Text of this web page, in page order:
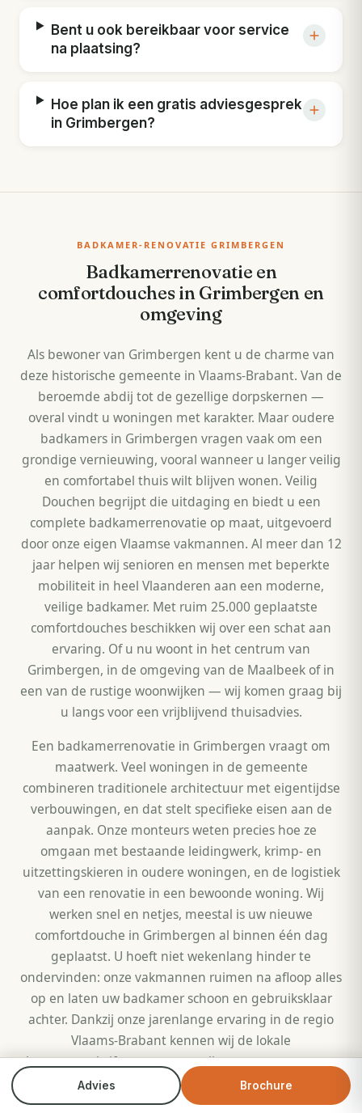
Advies Brochure
Bent u ook bereikbaar voor service
na plaatsing?
Hoe plan ik een gratis adviesgesprek
in Grimbergen?
BADKAMER-RENOVATIE GRIMBERGEN
Badkamerrenovatie en
comfortdouches in Grimbergen en
omgeving
Als bewoner van Grimbergen kent u de charme van
deze historische gemeente in Vlaams-Brabant. Van de
beroemde abdij tot de gezellige dorpskernen —
overal vindt u woningen met karakter. Maar oudere
badkamers in Grimbergen vragen vaak om een
grondige vernieuwing, vooral wanneer u langer veilig
en comfortabel thuis wilt blijven wonen. Veilig
Douchen begrijpt die uitdaging en biedt u een
complete badkamerrenovatie op maat, uitgevoerd
door onze eigen Vlaamse vakmannen. Al meer dan 12
jaar helpen wij senioren en mensen met beperkte
mobiliteit in heel Vlaanderen aan een moderne,
veilige badkamer. Met ruim 25.000 geplaatste
comfortdouches beschikken wij over een schat aan
ervaring. Of u nu woont in het centrum van
Grimbergen, in de omgeving van de Maalbeek of in
een van de rustige woonwijken — wij komen graag bij
u langs voor een vrijblijvend thuisadvies.
Een badkamerrenovatie in Grimbergen vraagt om
maatwerk. Veel woningen in de gemeente
combineren traditionele architectuur met eigentijdse
verbouwingen, en dat stelt specifieke eisen aan de
aanpak. Onze monteurs weten precies hoe ze
omgaan met bestaande leidingwerk, krimp- en
uitzettingskieren in oudere woningen, en de logistiek
van een renovatie in een bewoonde woning. Wij
werken snel en netjes, meestal is uw nieuwe
comfortdouche in Grimbergen al binnen één dag
geplaatst. U hoeft niet wekenlang hinder te
ondervinden: onze vakmannen ruimen na afloop alles
op en laten uw badkamer schoon en gebruiksklaar
achter. Dankzij onze jarenlange ervaring in de regio
Vlaams-Brabant kennen wij de lokale
bouwvoorschriften en weten wij waar we op moeten
letten bij oudere panden. Dat scheelt u zorgen en
garandeert een vlekkeloos resultaat.
Bel direct Brochure